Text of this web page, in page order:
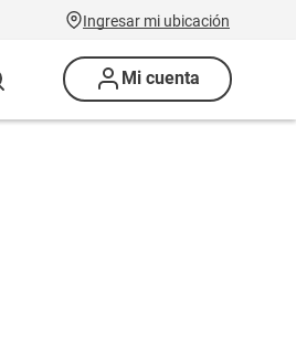
Ingresar mi ubicación
Mi cuenta